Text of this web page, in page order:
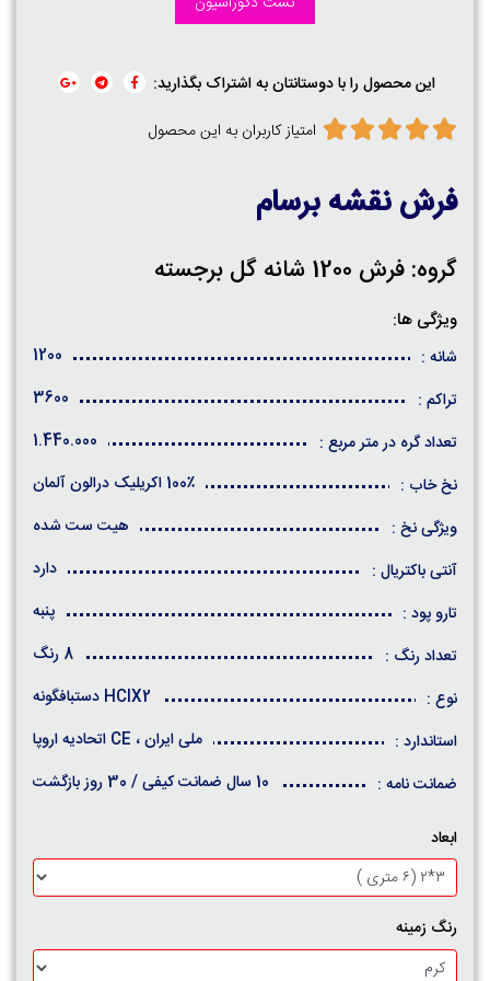
این محصول را با دوستانتان به اشتراک بگذارید:
امتیاز کاربران به این محصول
فرش نقشه برسام
گروه: فرش 1200 شانه گل برجسته
ویژگی ها:
شانه :
1200
تراکم :
3600
تعداد گره در متر مربع :
1.440.000
نخ خاب :
100٪ اکریلیک درالون آلمان
ویژگی نخ :
هیت ست شده
آنتی باکتریال :
دارد
تارو پود :
پنبه
تعداد رنگ :
8 رنگ
نوع :
HCIX2 دستبافگونه
استاندارد :
ملی ایران ، CE اتحادیه اروپا
ضمانت نامه :
10 سال ضمانت کیفی / 30 روز بازگشت
ابعاد
رنگ زمینه